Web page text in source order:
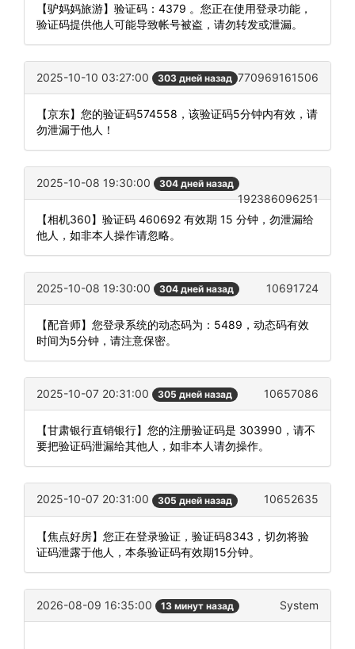
【驴妈妈旅游】验证码：4379 。您正在使用登录功能，
验证码提供他人可能导致帐号被盗，请勿转发或泄漏。
2025-10-10 03:27:00 303 дней назад 770969161506
【京东】您的验证码574558，该验证码5分钟内有效，请
勿泄漏于他人！
2025-10-08 19:30:00 304 дней назад
192386096251
【相机360】验证码 460692 有效期 15 分钟，勿泄漏给
他人，如非本人操作请忽略。
2025-10-08 19:30:00 304 дней назад 10691724
【配音师】您登录系统的动态码为：5489，动态码有效
时间为5分钟，请注意保密。
2025-10-07 20:31:00 305 дней назад 10657086
【甘肃银行直销银行】您的注册验证码是 303990，请不
要把验证码泄漏给其他人，如非本人请勿操作。
2025-10-07 20:31:00 305 дней назад 10652635
【焦点好房】您正在登录验证，验证码8343，切勿将验
证码泄露于他人，本条验证码有效期15分钟。
2026-08-09 16:35:00 13 минут назад System